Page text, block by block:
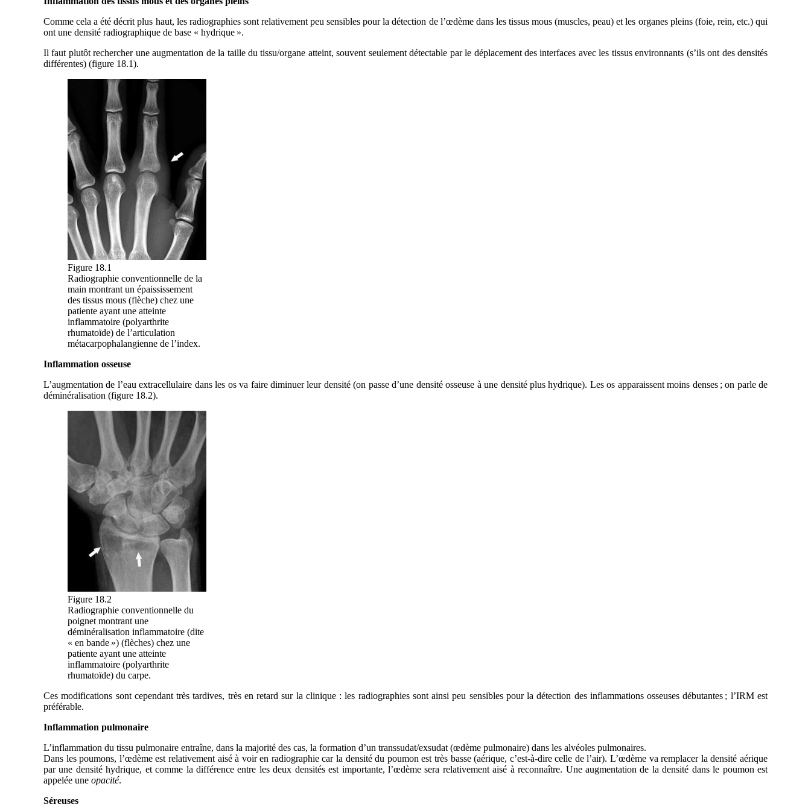
Comme cela a été décrit plus haut, les radiographies sont relativement peu sensibles pour la détection de l’œdème dans les tissus mous (muscles, peau) et les organes pleins (foie, rein, etc.) qui
ont une densité radiographique de base « hydrique ».
Il faut plutôt rechercher une augmentation de la taille du tissu/organe atteint, souvent seulement détectable par le déplacement des interfaces avec les tissus environnants (s’ils ont des densités
différentes) (figure 18.1).
Figure 18.1
Radiographie conventionnelle de la
main montrant un épaississement
des tissus mous (flèche) chez une
patiente ayant une atteinte
inflammatoire (polyarthrite
rhumatoïde) de l’articulation
métacarpophalangienne de l’index.
Inflammation osseuse
L’augmentation de l’eau extracellulaire dans les os va faire diminuer leur densité (on passe d’une densité osseuse à une densité plus hydrique). Les os apparaissent moins denses ; on parle de
déminéralisation (figure 18.2).
Figure 18.2
Radiographie conventionnelle du
poignet montrant une
déminéralisation inflammatoire (dite
« en bande ») (flèches) chez une
patiente ayant une atteinte
inflammatoire (polyarthrite
rhumatoïde) du carpe.
Ces modifications sont cependant très tardives, très en retard sur la clinique : les radiographies sont ainsi peu sensibles pour la détection des inflammations osseuses débutantes ; l’IRM est
préférable.
Inflammation pulmonaire
L’inflammation du tissu pulmonaire entraîne, dans la majorité des cas, la formation d’un transsudat/exsudat (œdème pulmonaire) dans les alvéoles pulmonaires.
Dans les poumons, l’œdème est relativement aisé à voir en radiographie car la densité du poumon est très basse (aérique, c’est-à-dire celle de l’air). L’œdème va remplacer la densité aérique
par une densité hydrique, et comme la différence entre les deux densités est importante, l’œdème sera relativement aisé à reconnaître. Une augmentation de la densité dans le poumon est
appelée une opacité.
Séreuses